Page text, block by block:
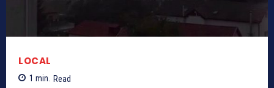
LOCAL
1 min. Read